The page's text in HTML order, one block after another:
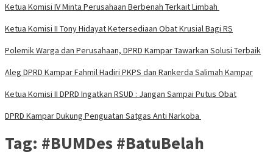
Ketua Komisi IV Minta Perusahaan Berbenah Terkait Limbah
Ketua Komisi II Tony Hidayat Ketersediaan Obat Krusial Bagi RS
Polemik Warga dan Perusahaan, DPRD Kampar Tawarkan Solusi Terbaik
Aleg DPRD Kampar Fahmil Hadiri PKPS dan Rankerda Salimah Kampar
Ketua Komisi II DPRD Ingatkan RSUD : Jangan Sampai Putus Obat
DPRD Kampar Dukung Penguatan Satgas Anti Narkoba
Tag: #BUMDes #BatuBelah